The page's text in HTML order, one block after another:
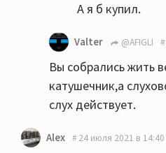
А я б купил.
Valter @AFIGLI
Вы собрались жить
катушечник,а
слух действует.
Alex 24 июля 2021 в 14:40